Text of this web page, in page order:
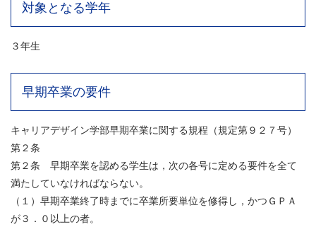
対象となる学年
３年生
早期卒業の要件
キャリアデザイン学部早期卒業に関する規程（規定第９２７号）
第２条
第２条 早期卒業を認める学生は，次の各号に定める要件を全て
満たしていなければならない。
（１）早期卒業終了時までに卒業所要単位を修得し，かつＧＰＡ
が３．０以上の者。